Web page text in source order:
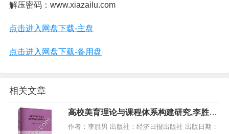
解压密码：www.xiazailu.com
点击进入网盘下载-主盘
点击进入网盘下载-备用盘
相关文章
高校美育理论与课程体系构建研究,李胜男,
PDF电子书网盘下载
作者：李胜男 出版社：经济日报出版社 出版日期：